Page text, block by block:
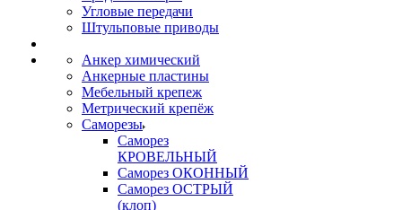
Угловые передачи
Штульповые приводы
Анкер химический
Анкерные пластины
Мебельный крепеж
Метрический крепёж
Саморезы
Саморез
КРОВЕЛЬНЫЙ
Саморез ОКОННЫЙ
Саморез ОСТРЫЙ
(клоп)